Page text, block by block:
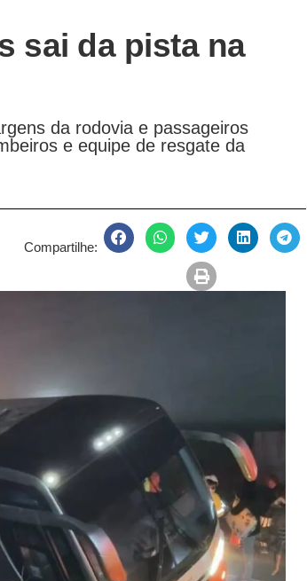
sai da pista na
da rodovia e passageiros
e equipe de resgate da
Compartilhe: